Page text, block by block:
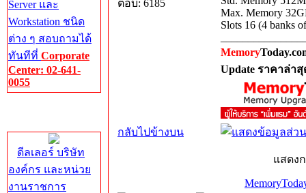
Server และ
Workstation ชนิด
ต่าง ๆ สอบถามได้
ทันทีที่ Corporate
Center: 02-641-
0055
ดีลเลอร์ บริษัท
องค์กร และหน่วย
งานราชการ
ตอบ: 6185
Max. Memory
Slots 16 (4 banks
Memory
Update ราคาล่า
กลับไปข้างบน
แสดง